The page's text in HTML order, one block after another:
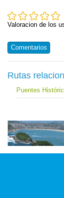
Valoracion de los
Comentarios
Rutas
Puentes